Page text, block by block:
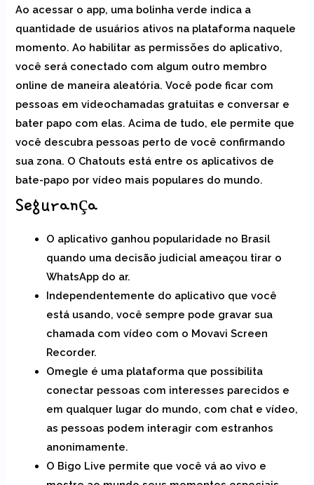
Ao acessar o app, uma bolinha verde indica a
quantidade de usuários ativos na plataforma naquele
momento. Ao habilitar as permissões do aplicativo,
você será conectado com algum outro membro
online de maneira aleatória. Você pode ficar com
pessoas em videochamadas gratuitas e conversar e
bater papo com elas. Acima de tudo, ele permite que
você descubra pessoas perto de você confirmando
sua zona. O Chatouts está entre os aplicativos de
bate-papo por vídeo mais populares do mundo.
Segurança
O aplicativo ganhou popularidade no Brasil
quando uma decisão judicial ameaçou tirar o
WhatsApp do ar.
Independentemente do aplicativo que você
está usando, você sempre pode gravar sua
chamada com vídeo com o Movavi Screen
Recorder.
Omegle é uma plataforma que possibilita
conectar pessoas com interesses parecidos e
em qualquer lugar do mundo, com chat e vídeo,
as pessoas podem interagir com estranhos
anonimamente.
O Bigo Live permite que você vá ao vivo e